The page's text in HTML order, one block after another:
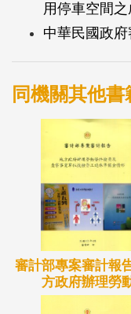
用停車空間之
中華民國政
同機關其他書
審計部專案審計報
方政府辦理勞